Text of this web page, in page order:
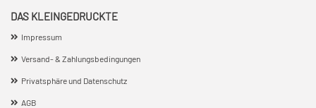
DAS KLEINGEDRUCKTE
Impressum
Versand- & Zahlungsbedingungen
Privatsphäre und Datenschutz
AGB